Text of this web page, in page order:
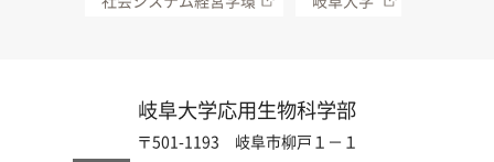
岐阜大学応用生物科学部
〒501-1193 岐阜市柳戸１－１